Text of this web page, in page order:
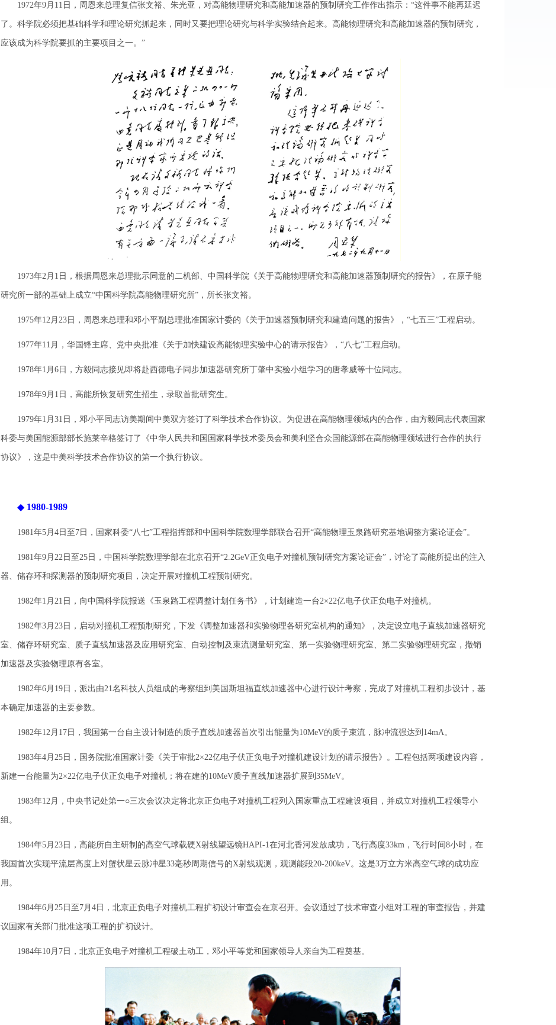
1972年9月11日，周恩来总理复信张文裕、朱光亚，对高能物理研究和高能加速器的预制研究工作作出指示：“这件事不能再延迟
了。科学院必须把基础科学和理论研究抓起来，同时又要把理论研究与科学实验结合起来。高能物理研究和高能加速器的预制研究，
应该成为科学院要抓的主要项目之一。”
1973年2月1日，根据周恩来总理批示同意的二机部、中国科学院《关于高能物理研究和高能加速器预制研究的报告》，在原子能
研究所一部的基础上成立“中国科学院高能物理研究所”，所长张文裕。
1975年12月23日，周恩来总理和邓小平副总理批准国家计委的《关于加速器预制研究和建造问题的报告》，“七五三”工程启动。
1977年11月，华国锋主席、党中央批准《关于加快建设高能物理实验中心的请示报告》，“八七”工程启动。
1978年1月6日，方毅同志接见即将赴西德电子同步加速器研究所丁肇中实验小组学习的唐孝威等十位同志。
1978年9月1日，高能所恢复研究生招生，录取首批研究生。
1979年1月31日，邓小平同志访美期间中美双方签订了科学技术合作协议。为促进在高能物理领域内的合作，由方毅同志代表国家
科委与美国能源部部长施莱辛格签订了《中华人民共和国国家科学技术委员会和美利坚合众国能源部在高能物理领域进行合作的执行
协议》，这是中美科学技术合作协议的第一个执行协议。
◆ 1980-1989
1981年5月4日至7日，国家科委“八七”工程指挥部和中国科学院数理学部联合召开“高能物理玉泉路研究基地调整方案论证会”。
1981年9月22日至25日，中国科学院数理学部在北京召开“2.2GeV正负电子对撞机预制研究方案论证会”，讨论了高能所提出的注入
器、储存环和探测器的预制研究项目，决定开展对撞机工程预制研究。
1982年1月21日，向中国科学院报送《玉泉路工程调整计划任务书》，计划建造一台2×22亿电子伏正负电子对撞机。
1982年3月23日，启动对撞机工程预制研究，下发《调整加速器和实验物理各研究室机构的通知》，决定设立电子直线加速器研究
室、储存环研究室、质子直线加速器及应用研究室、自动控制及束流测量研究室、第一实验物理研究室、第二实验物理研究室，撤销
加速器及实验物理原有各室。
1982年6月19日，派出由21名科技人员组成的考察组到美国斯坦福直线加速器中心进行设计考察，完成了对撞机工程初步设计，基
本确定加速器的主要参数。
1982年12月17日，我国第一台自主设计制造的质子直线加速器首次引出能量为10MeV的质子束流，脉冲流强达到14mA。
1983年4月25日，国务院批准国家计委《关于审批2×22亿电子伏正负电子对撞机建设计划的请示报告》。工程包括两项建设内容，
新建一台能量为2×22亿电子伏正负电子对撞机；将在建的10MeV质子直线加速器扩展到35MeV。
1983年12月，中央书记处第一○三次会议决定将北京正负电子对撞机工程列入国家重点工程建设项目，并成立对撞机工程领导小
组。
1984年5月23日，高能所自主研制的高空气球载硬X射线望远镜HAPI-1在河北香河发放成功，飞行高度33km，飞行时间8小时，在
我国首次实现平流层高度上对蟹状星云脉冲星33毫秒周期信号的X射线观测，观测能段20-200keV。这是3万立方米高空气球的成功应
用。
1984年6月25日至7月4日，北京正负电子对撞机工程扩初设计审查会在京召开。会议通过了技术审查小组对工程的审查报告，并建
议国家有关部门批准这项工程的扩初设计。
1984年10月7日，北京正负电子对撞机工程破土动工，邓小平等党和国家领导人亲自为工程奠基。